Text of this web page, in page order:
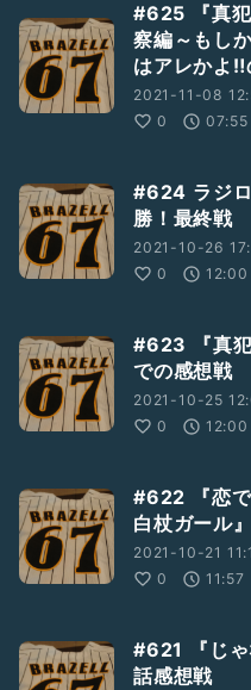
#625 『真
察編～もし
はアレかよ‼️
2021-11-08
0
07:55
#624 ラジ
勝！最終戦
2021-10-26
0
12:00
#623 『真
での感想戦
2021-10-25
0
12:00
#622 『恋
白杖ガール
2021-10-21
0
11:57
#621 『じゃ
話感想戦